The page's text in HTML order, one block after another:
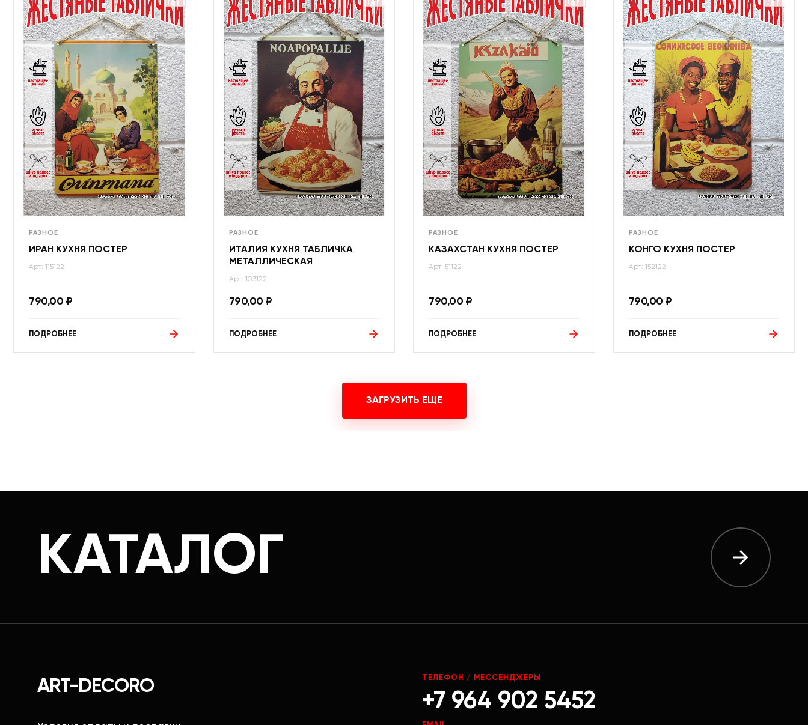
РАЗНОЕ
ИРАН КУХНЯ ПОСТЕР
Арт: 115122
790,00 ₽
ПОДРОБНЕЕ
РАЗНОЕ
ИТАЛИЯ КУХНЯ ТАБЛИЧКА
МЕТАЛЛИЧЕСКАЯ
Арт: 103122
790,00 ₽
ПОДРОБНЕЕ
РАЗНОЕ
КАЗАХСТАН КУХНЯ ПОСТЕР
Арт: 51122
790,00 ₽
ПОДРОБНЕЕ
РАЗНОЕ
КОНГО КУХНЯ ПОСТЕР
Арт: 152122
790,00 ₽
ПОДРОБНЕЕ
ЗАГРУЗИТЬ ЕЩЕ
КАТАЛОГ
ART-DECORO ТЕЛЕФОН / МЕССЕНДЖЕРЫ
+7 964 902 5452